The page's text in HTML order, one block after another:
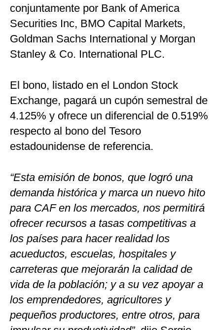
conjuntamente por Bank of America
Securities Inc, BMO Capital Markets,
Goldman Sachs International y Morgan
Stanley & Co. International PLC.
El bono, listado en el London Stock
Exchange, pagará un cupón semestral de
4.125% y ofrece un diferencial de 0.519%
respecto al bono del Tesoro
estadounidense de referencia.
“Esta emisión de bonos, que logró una
demanda histórica y marca un nuevo hito
para CAF en los mercados, nos permitirá
ofrecer recursos a tasas competitivas a
los países para hacer realidad los
acueductos, escuelas, hospitales y
carreteras que mejorarán la calidad de
vida de la población; y a su vez apoyar a
los emprendedores, agricultores y
pequeños productores, entre otros, para